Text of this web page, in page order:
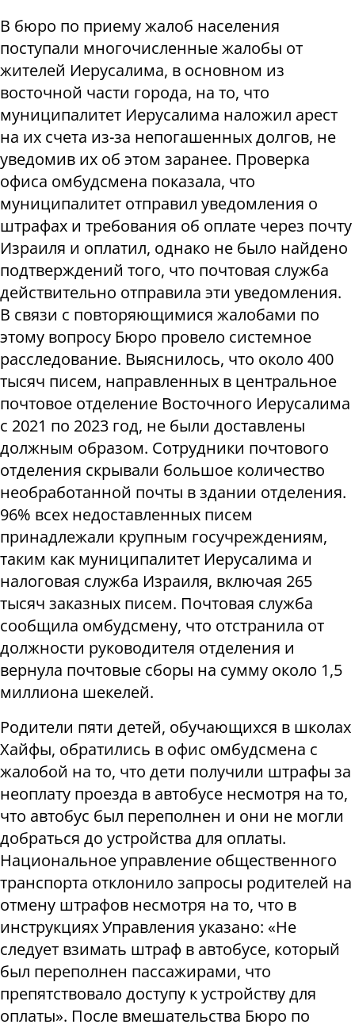
В бюро по приему жалоб населения
поступали многочисленные жалобы от
жителей Иерусалима, в основном из
восточной части города, на то, что
муниципалитет Иерусалима наложил арест
на их счета из-за непогашенных долгов, не
уведомив их об этом заранее. Проверка
офиса омбудсмена показала, что
муниципалитет отправил уведомления о
штрафах и требования об оплате через почту
Израиля и оплатил, однако не было найдено
подтверждений того, что почтовая служба
действительно отправила эти уведомления.
В связи с повторяющимися жалобами по
этому вопросу Бюро провело системное
расследование. Выяснилось, что около 400
тысяч писем, направленных в центральное
почтовое отделение Восточного Иерусалима
с 2021 по 2023 год, не были доставлены
должным образом. Сотрудники почтового
отделения скрывали большое количество
необработанной почты в здании отделения.
96% всех недоставленных писем
принадлежали крупным госучреждениям,
таким как муниципалитет Иерусалима и
налоговая служба Израиля, включая 265
тысяч заказных писем. Почтовая служба
сообщила омбудсмену, что отстранила от
должности руководителя отделения и
вернула почтовые сборы на сумму около 1,5
миллиона шекелей.
Родители пяти детей, обучающихся в школах
Хайфы, обратились в офис омбудсмена с
жалобой на то, что дети получили штрафы за
неоплату проезда в автобусе несмотря на то,
что автобус был переполнен и они не могли
добраться до устройства для оплаты.
Национальное управление общественного
транспорта отклонило запросы родителей на
отмену штрафов несмотря на то, что в
инструкциях Управления указано: «Не
следует взимать штраф в автобусе, который
был переполнен пассажирами, что
препятствовало доступу к устройству для
оплаты». После вмешательства Бюро по